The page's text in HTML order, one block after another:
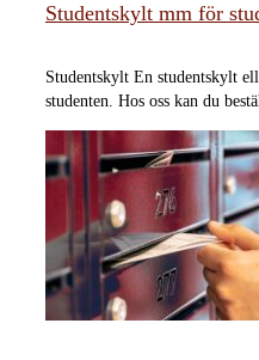
Studentskylt mm för
Studentskylt En studentskylt
studenten. Hos oss kan du